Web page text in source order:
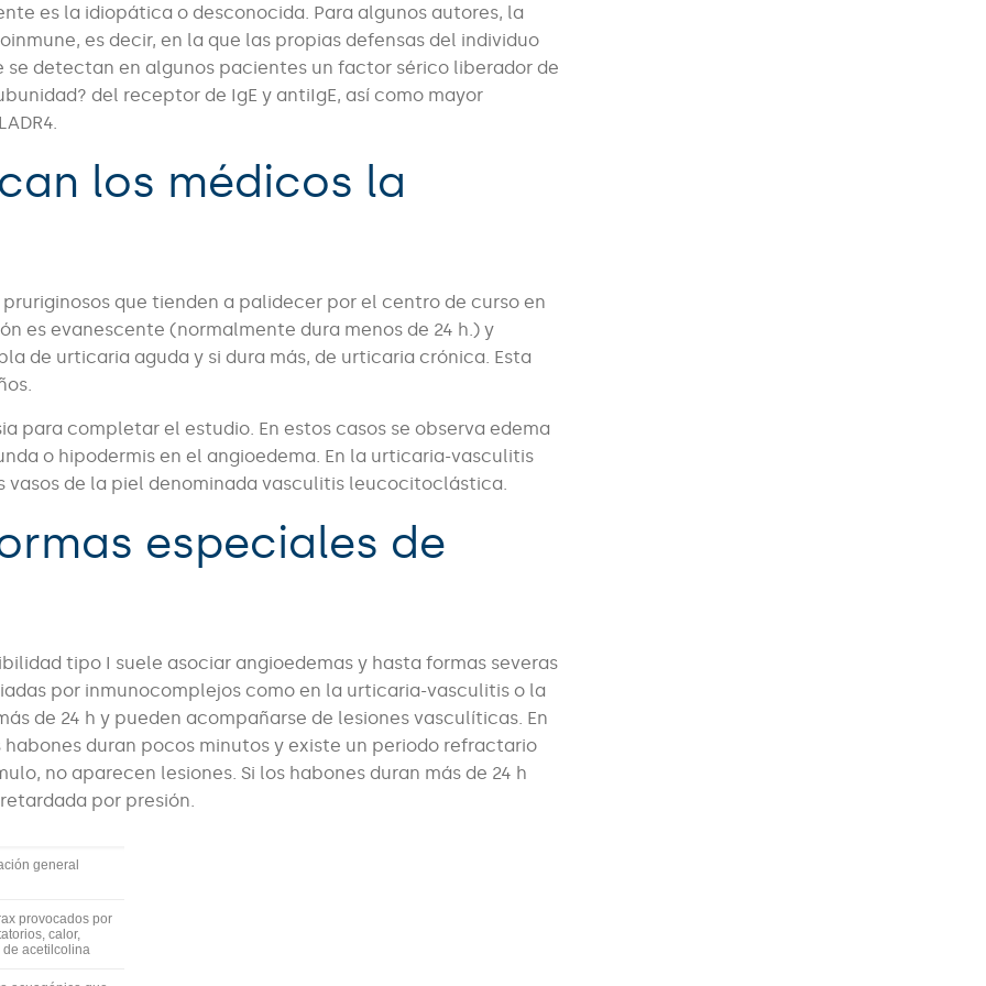
es la idiopática o desconocida. Para algunos autores, la
es decir, en la que las propias defensas del individuo
se detectan en algunos pacientes un factor sérico liberador de
del receptor de IgE y antiIgE, así como mayor
los médicos la
que tienden a palidecer por el centro de curso en
es evanescente (normalmente dura menos de 24 h.) y
de urticaria aguda y si dura más, de urticaria crónica. Esta
para completar el estudio. En estos casos se observa edema
o hipodermis en el angioedema. En la urticaria-vasculitis
de la piel denominada vasculitis leucocitoclástica.
especiales de
tipo I suele asociar angioedemas y hasta formas severas
por inmunocomplejos como en la urticaria-vasculitis o la
de 24 h y pueden acompañarse de lesiones vasculíticas. En
duran pocos minutos y existe un periodo refractario
no aparecen lesiones. Si los habones duran más de 24 h
por presión.
general
provocados por
calor,
acetilcolina